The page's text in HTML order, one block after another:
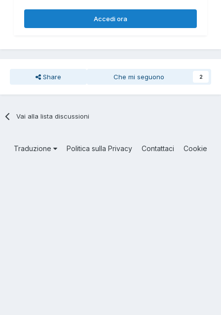
Accedi ora
Share Che mi seguono 2
Vai alla lista discussioni
Traduzione Politica sulla Privacy Contattaci Cookie